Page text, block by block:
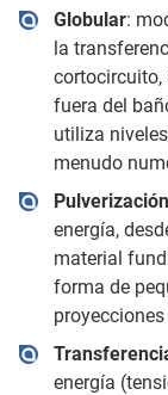
Globular:
la
cortocircuito,
fuera del
utiliza
menudo
energía,
material
forma de
energía